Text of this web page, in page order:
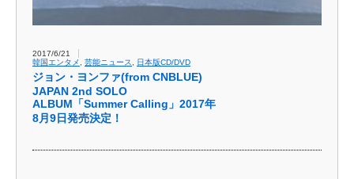
2017/6/21
韓国エンタメ
芸能ニュース 日本版CD/DVD
ジョン・ヨンファ(from CNBLUE)
JAPAN 2nd SOLO
ALBUM「Summer Calling」2017年
8月9日発売決定！